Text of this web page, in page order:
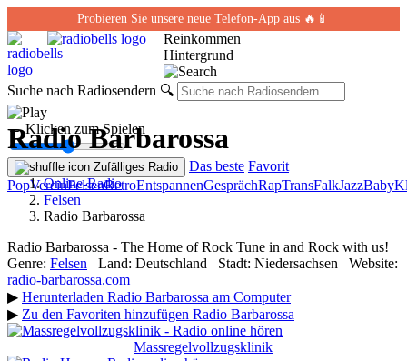
Probieren Sie unsere neue Telefon-App aus 🔥📱
Reinkommen
Hintergrund
Suche nach Radiosendern 🔍
← Klicken zum Spielen
Zufälliges Radio Das beste Favorit
PopVereinFelsenRetroEntspannenGesprächRapTransFalkJazzBaby
Radio Barbarossa
Online-Radio
Felsen
Radio Barbarossa
Radio Barbarossa - The Home of Rock Tune in and Rock with us!
Genre: Felsen Land: Deutschland Stadt: Niedersachsen Website:
radio-barbarossa.com
▶ Herunterladen Radio Barbarossa am Computer
▶ Zu den Favoriten hinzufügen Radio Barbarossa
Massregelvollzugsklinik